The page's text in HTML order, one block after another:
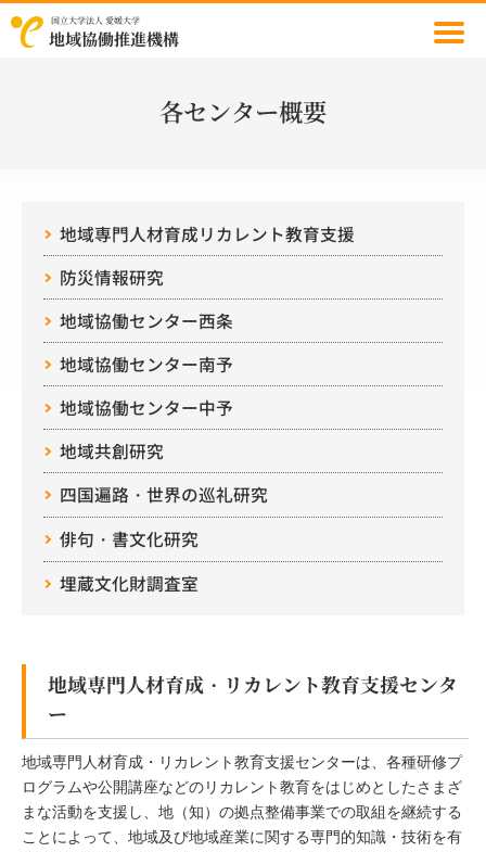
国立大学法人 愛媛大学
地域協働推進機構
各センター概要
地域専門人材育成リカレント教育支援
防災情報研究
地域協働センター西条
地域協働センター南予
地域協働センター中予
地域共創研究
四国遍路・世界の巡礼研究
俳句・書文化研究
埋蔵文化財調査室
地域専門人材育成・リカレント教育支援センタ
ー
地域専門人材育成・リカレント教育支援センターは、各種研修プ
ログラムや公開講座などのリカレント教育をはじめとしたさまざ
まな活動を支援し、地（知）の拠点整備事業での取組を継続する
ことによって、地域及び地域産業に関する専門的知識・技術を有